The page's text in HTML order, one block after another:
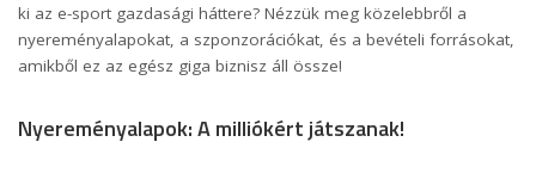
ki az e-sport gazdasági háttere? Nézzük meg közelebbről a
nyereményalapokat, a szponzorációkat, és a bevételi forrásokat,
amikből ez az egész giga biznisz áll össze!
Nyereményalapok: A milliókért játszanak!